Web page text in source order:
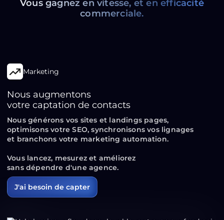
Vous gagnez en vitesse, et en efficacité
commerciale.
Marketing
Nous augmentons
votre captation de contacts
Nous générons vos sites et landings pages,
optimisons votre SEO, synchronisons vos lignages
et branchons votre marketing automation.
Vous lancez, mesurez et améliorez
sans dépendre d'une agence.
J'ai besoin de capter